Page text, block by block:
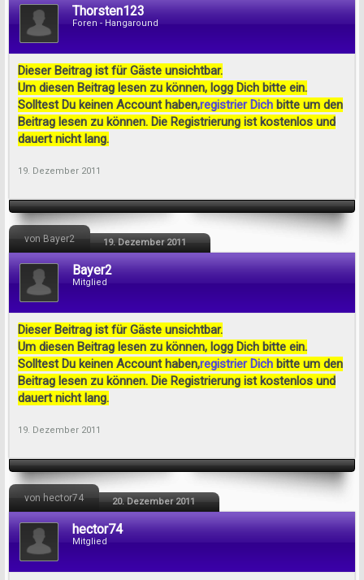
Thorsten123
Foren - Hangaround
Dieser Beitrag ist für Gäste unsichtbar.
Um diesen Beitrag lesen zu können, logg Dich bitte ein.
Solltest Du keinen Account haben,registrier Dich bitte um den
Beitrag lesen zu können. Die Registrierung ist kostenlos und
dauert nicht lang.
19. Dezember 2011
von Bayer2 19. Dezember 2011
Bayer2
Mitglied
Dieser Beitrag ist für Gäste unsichtbar.
Um diesen Beitrag lesen zu können, logg Dich bitte ein.
Solltest Du keinen Account haben,registrier Dich bitte um den
Beitrag lesen zu können. Die Registrierung ist kostenlos und
dauert nicht lang.
19. Dezember 2011
von hector74 20. Dezember 2011
hector74
Mitglied